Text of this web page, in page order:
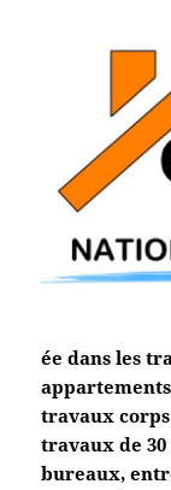
ée dans les
travaux corps
travaux de 30
bureaux,